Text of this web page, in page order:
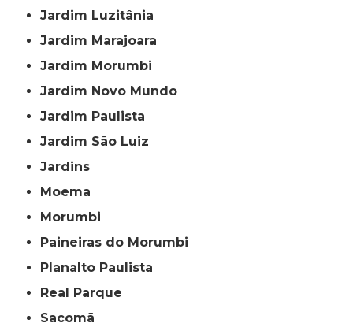
Jardim Luzitânia
Jardim Marajoara
Jardim Morumbi
Jardim Novo Mundo
Jardim Paulista
Jardim São Luiz
Jardins
Moema
Morumbi
Paineiras do Morumbi
Planalto Paulista
Real Parque
Sacomã